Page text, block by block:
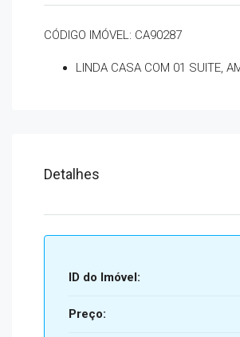
CÓDIGO IMÓVEL: CA90287
LINDA CASA COM 01 SUITE,
Detalhes
ID do Imóvel:
Preço: